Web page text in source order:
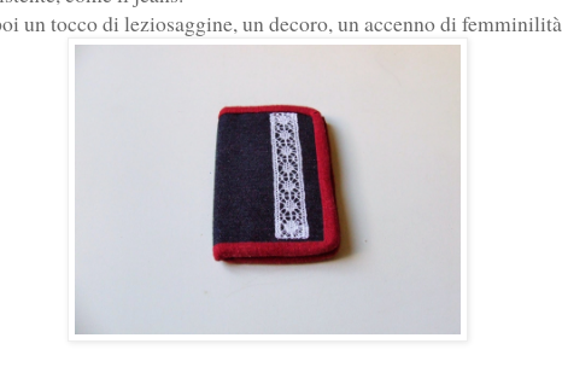
un tocco di leziosaggine, un decoro, un accenno di femminilità